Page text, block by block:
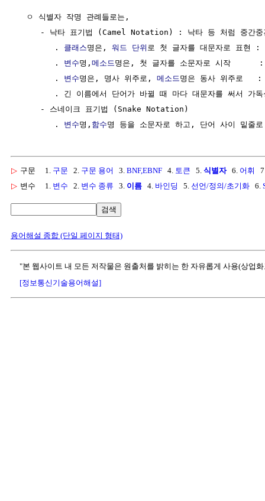
  ㅇ 식별자 작명 관례들로는,
- 낙타 표기법 (Camel Notation) : 낙타 등 처럼 중간중
        .
클래스명은, 워드 단위 로 첫 글자를 대문자로 표현 :
        .
변수명, 메소드 명은, 첫 글자를 소문자로 시작
        .
변수명은, 명사 위주로, 메소드 명은 동사 위주로   :
. 긴 이름에서 단어가 바뀔 때 마다 대문자를 써서 가독
     - 스네이크 표기법 (Snake Notation)
        .
변수명, 함수
▷ 구문 1. 구문 2. 구문 용어 3. BNF,EBNF 4. 토큰 5. 식별자6. 어휘
▷ 변수 1. 변수 2. 변수 종류 3. 이름 4. 바인딩 5. 선언/정의/초기화 6.
검색
용어해설 종합 (단일 페이지 형태)
"본 웹사이트 내 모든 저작물은 원출처를 밝히는 한 자유롭게 사용(상업
[정보통신기술용어해설]